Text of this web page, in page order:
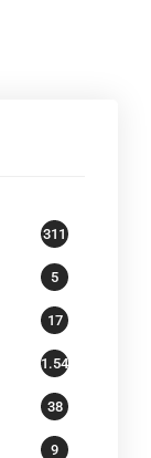
311
5
17
1.541
38
9